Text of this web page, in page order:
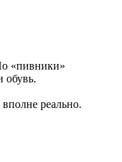
«пивники»
обувь.
реально.